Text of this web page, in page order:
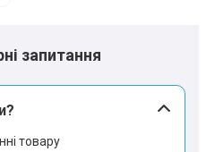
запитання
товару